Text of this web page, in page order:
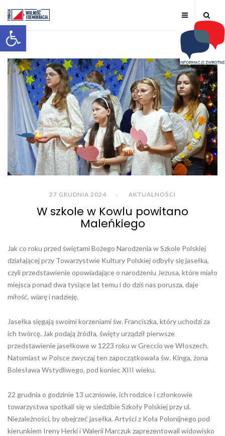
Otwórz pasek narzędzi
27 GRUDNIA 2024 AKTUALNOŚCI
W szkole w Kowlu powitano
Maleńkiego
Jak co roku przed świętami Bożego Narodzenia w Szkole Polskiej
działającej przy Towarzystwie Kultury Polskiej odbyły się jasełka,
czyli przedstawienie opowiadające o narodzeniu Jezusa, które miało
miejsca ponad dwa tysiące lat temu i do dziś nas porusza, daje
miłość, wiarę i nadzieję.
Jasełka sięgają swoimi korzeniami św. Franciszka, który uchodzi za
ich twórcę. Jak podają źródła, święty urządził pierwsze
przedstawienie jasełkowe w 1223 roku w Greccio we Włoszech.
Natomiast w Polsce zwyczaj ten zapoczątkowała św. Kinga, żona
Bolesława Wstydliwego, pod koniec XIII wieku.
22 grudnia o godzinie 13 uczniowie, ich rodzice i członkowie
towarzystwa spotkali się w siedzibie Szkoły Polskiej przy ul.
Niezależności, by obejrzeć jasełka. Artyści z Koła Polonijnego pod
kierunkiem Ireny Herki i Walerii Marczuk zaprezentowali widowisko